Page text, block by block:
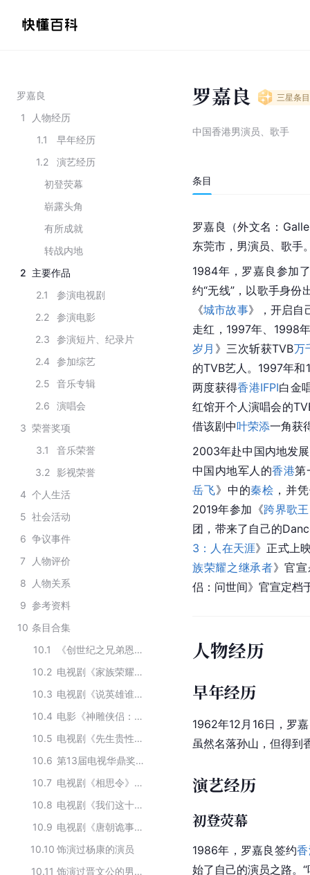
罗嘉良
1
人物经历
1.1
早年经历
1.2
演艺经历
初登荧幕
崭露头角
有所成就
转战内地
2 主要作品
2.1
参演电视剧
2.2
参演电影
2.3
参演短片、纪录片
2.4
参加综艺
2.5
音乐专辑
2.6
演唱会
3 荣誉奖项
3.1
音乐荣誉
3.2
影视荣誉
4 个人生活
5 社会活动
6 争议事件
7
人物评价
8
人物关系
9 参考资料
10 条目合集
10.1
《创世纪之兄弟恩怨》的主要演员
10.2
电视剧《家族荣耀》的主要演员
10.3
电视剧《说英雄谁是英雄》主要演员
10.4
电影《神雕侠侣：问世间》演职人员
10.5
电视剧《先生贵性》的演职员
10.6
第13届电视华鼎奖获奖者
10.7
电视剧《相思令》的主要演员
10.8
电视剧《我们这十年》的演职人员
10.9
电视剧《唐朝诡事录》的主要演职人员
10.10 饰演过杨康的演员
10.11
饰演过晋文公的男演员
罗嘉良 三星条目
中国香港男演员、歌手
条目
罗嘉良（外文名：
东莞市，男演员、歌手
1984年，罗嘉良参加
约“无线”，以歌手身份
《城市故事》，开启自
走红，1997年、1998
岁月 》三次斩获TVB万
的TVB艺人。1997年
两度获得香港IFPI白金
红馆开个人演唱会的
借该剧中叶荣添一角获
2003年赴中国内地发
中国内地军人的香港第
岳飞》中的秦桧 ，并
2019年参加《跨界歌王
团，带来了自己的
3：人在天涯》正式上
族荣耀之继承者》官
侣：问世间》官宣定档
人物经历
早年经历
1962年12月16日，罗
虽然名落孙山，但得到
演艺经历
初登荧幕
1986年，罗嘉良签约
始了自己的演员之路。